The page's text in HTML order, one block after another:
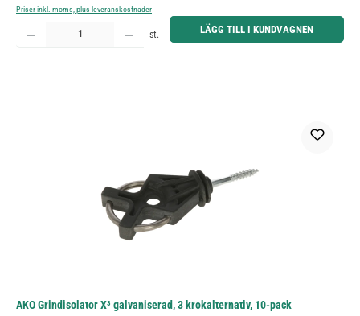
Priser inkl. moms, plus leveranskostnader
Produktkvantitet: Ange önskat belopp eller använd knapparna för att öka eller minska kvantiteten.
st. LÄGG TILL I KUNDVAGNEN
AKO Grindisolator X³ galvaniserad, 3 krokalternativ, 10-pack